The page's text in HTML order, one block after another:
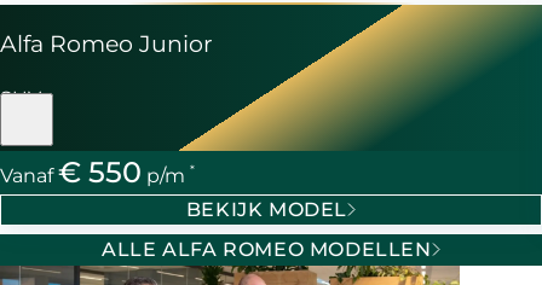
Alfa Romeo Junior
SUV
Vanaf€ 550 p/m *
BEKIJK MODEL
ALLE ALFA ROMEO MODELLEN